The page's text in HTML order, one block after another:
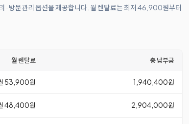
· 방문관리 옵션을 제공합니다. 월 렌탈료는 최저 46,900원부터
월 렌탈료 총 납부금
53,900원 1,940,400원
48,400원 2,904,000원